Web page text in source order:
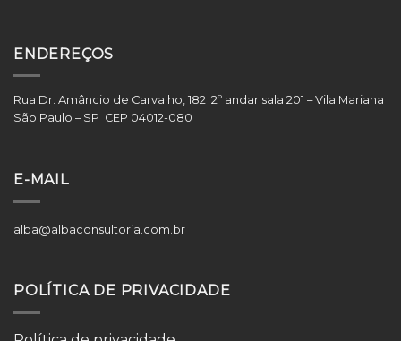
ENDEREÇOS
Rua Dr. Amâncio de Carvalho, 182 2º andar sala 201 – Vila Mariana
São Paulo – SP CEP 04012-080
E-MAIL
alba@albaconsultoria.com.br
POLÍTICA DE PRIVACIDADE